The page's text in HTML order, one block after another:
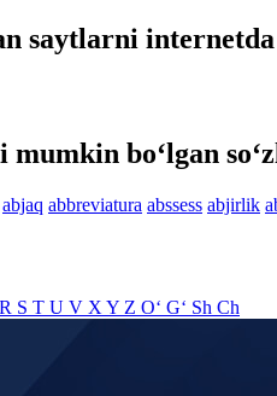
saytlarni
mumkin bo‘lgan
abjaq abbreviatura abssess abjirlik
R S T U V X Y Z O‘ G‘ Sh Ch